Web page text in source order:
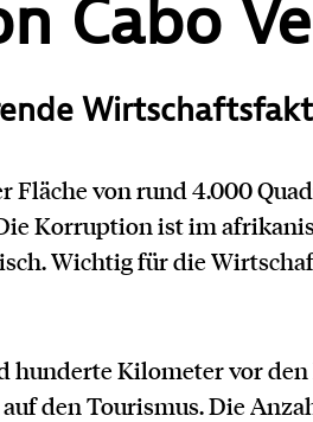
Cabo
Fläche von rund 4.000
Korruption ist im
Wichtig für die
Kilometer vor den
den Tourismus. Die